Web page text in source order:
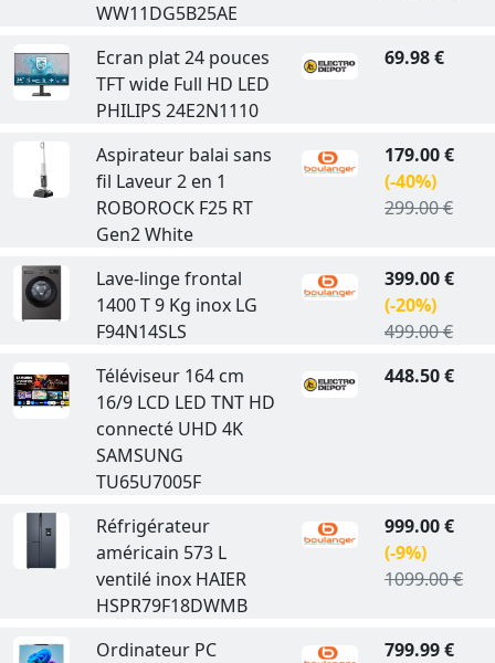
WW11DG5B25AE
Ecran plat 24 pouces
TFT wide Full HD LED
PHILIPS 24E2N1110
69.98 €
Aspirateur balai sans
fil Laveur 2 en 1
ROBOROCK F25 RT
Gen2 White
179.00 €
(-40%)
299.00 €
Lave-linge frontal
1400 T 9 Kg inox LG
F94N14SLS
399.00 €
(-20%)
499.00 €
Téléviseur 164 cm
16/9 LCD LED TNT HD
connecté UHD 4K
SAMSUNG
TU65U7005F
448.50 €
Réfrigérateur
américain 573 L
ventilé inox HAIER
HSPR79F18DWMB
999.00 €
(-9%)
1099.00 €
Ordinateur PC
799.99 €